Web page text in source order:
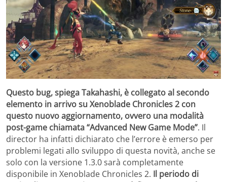
Questo bug, spiega Takahashi, è collegato al secondo
elemento in arrivo su Xenoblade Chronicles 2 con
questo nuovo aggiornamento, ovvero una modalità
post-game chiamata “Advanced New Game Mode”. Il
director ha infatti dichiarato che l’errore è emerso per
problemi legati allo sviluppo di questa novità, anche se
solo con la versione 1.3.0 sarà completamente
disponibile in Xenoblade Chronicles 2. Il periodo di